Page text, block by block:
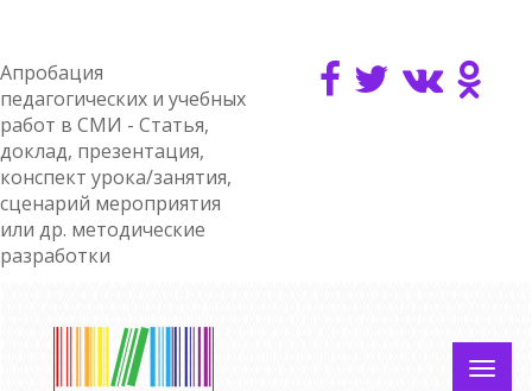
Апробация
педагогических и учебных
работ в СМИ - Статья,
доклад, презентация,
конспект урока/занятия,
сценарий мероприятия
или др. методические
разработки